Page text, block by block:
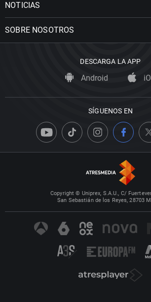
NOTICIAS
SOBRE NOSOTROS
DESCARGA LA APP
Android
SÍGUENOS EN
Copyright © Uniprex, S.A.U., C/
San Sebastián de los Reyes, 28703